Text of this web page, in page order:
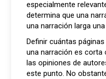
especialmente
determina que una
una narración larga
Definir cuántas
una narración es corta
las opiniones de
este punto. No